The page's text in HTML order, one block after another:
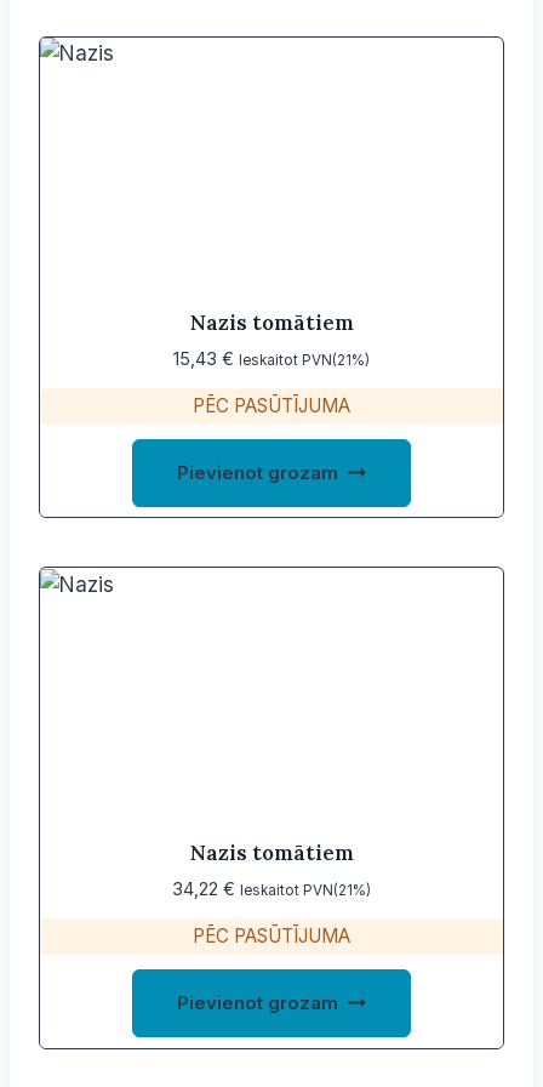
Nazis tomātiem
15,43 € Ieskaitot PVN(21%)
PĒC PASŪTĪJUMA
Pievienot grozam
Nazis tomātiem
34,22 € Ieskaitot PVN(21%)
PĒC PASŪTĪJUMA
Pievienot grozam